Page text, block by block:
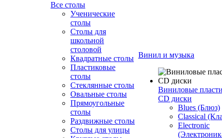
Все столы
Ученические
столы
Столы для
школьной
столовой
Квадратные столы
Пластиковые
столы
Стеклянные столы
Овальные столы
Прямоугольные
столы
Раздвижные столы
Столы для улицы
Винил и музыка
Виниловые
CD диски
Blues (Блюз)
Classical
Electronic